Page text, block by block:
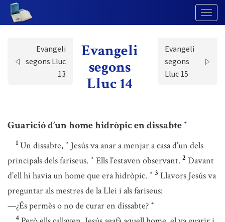
Evangeli
segons Lluc
13
Evangeli
segons
Lluc 14
Evangeli
segons
Lluc 15
Guarició d’un home hidròpic en dissabte *
1 Un dissabte, * Jesús va anar a menjar a casa d’un dels
principals dels fariseus. * Ells l’estaven observant. 2 Davant
d’ell hi havia un home que era hidròpic. * 3 Llavors Jesús va
preguntar als mestres de la Llei i als fariseus:
—¿És permès o no de curar en dissabte? *
4